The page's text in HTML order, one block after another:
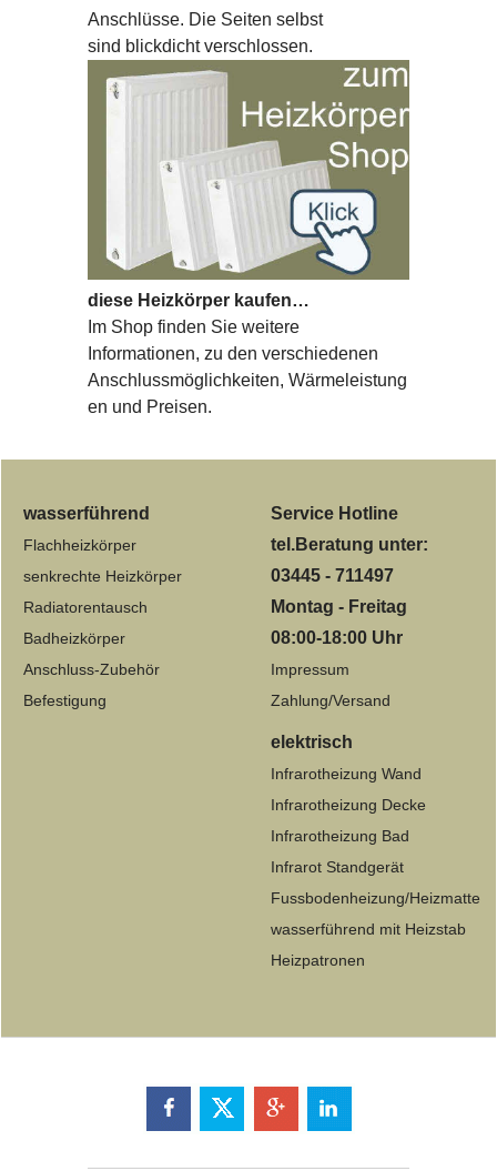
Anschlüsse. Die Seiten selbst
sind blickdicht verschlossen.
diese Heizkörper kaufen…
Im Shop finden Sie weitere
Informationen, zu den verschiedenen
Anschlussmöglichkeiten, Wärmeleistung
en und Preisen.
Service Hotline
tel.Beratung unter:
03445 - 711497
Montag - Freitag
08:00-18:00 Uhr
Impressum
Zahlung/Versand
wasserführend
Flachheizkörper
senkrechte Heizkörper
Radiatorentausch
Badheizkörper
Anschluss-Zubehör
Befestigung
elektrisch
Infrarotheizung Wand
Infrarotheizung Decke
Infrarotheizung Bad
Infrarot Standgerät
Fussbodenheizung/Heizmatte
wasserführend mit Heizstab
Heizpatronen